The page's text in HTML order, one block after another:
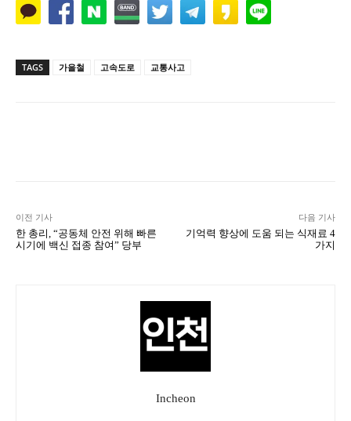
TAGS 가을철 고속도로 교통사고
이전 기사
한 총리, “공동체 안전 위해 빠른
시기에 백신 접종 참여” 당부
다음 기사
기억력 향상에 도움 되는 식재료 4
가지
Incheon